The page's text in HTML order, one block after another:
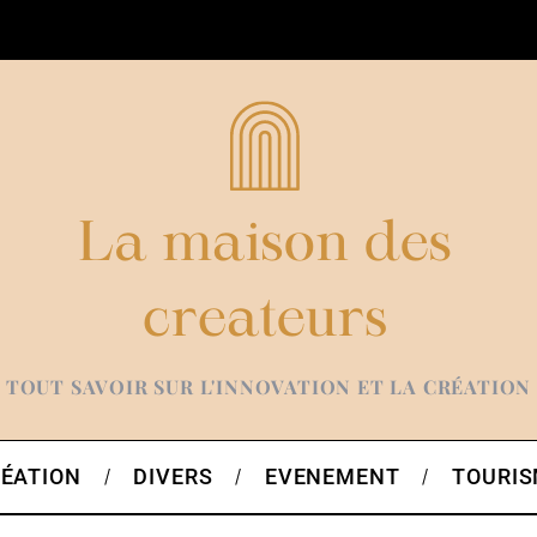
TOUT SAVOIR SUR L'INNOVATION ET LA CRÉATION
DIVERS EVENEMENT